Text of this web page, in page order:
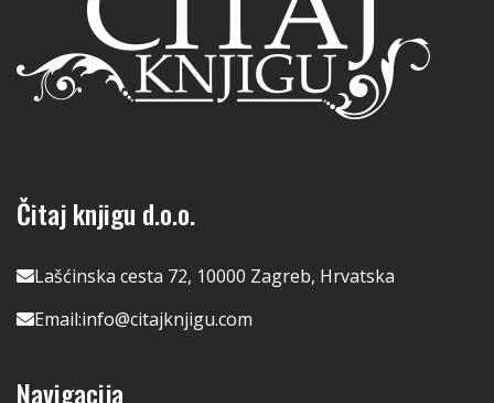
Čitaj knjigu d.o.o.
Lašćinska cesta 72, 10000 Zagreb, Hrvatska
Email:info@citajknjigu.com
Navigacija